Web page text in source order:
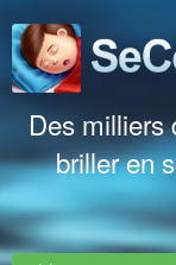
Des milliers
briller en